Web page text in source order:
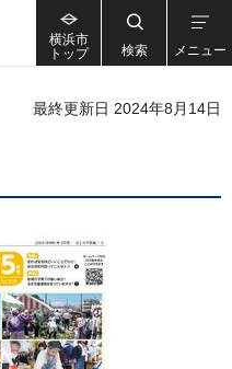
横浜市
トップ
検索 メニュー
最終更新日 2024年8月14日